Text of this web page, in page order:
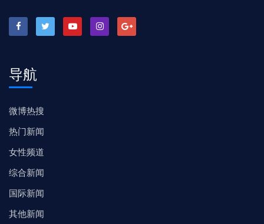
导航
微博热搜
热门新闻
女性频道
综合新闻
国际新闻
其他新闻